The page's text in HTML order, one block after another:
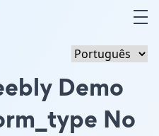
Demo
No